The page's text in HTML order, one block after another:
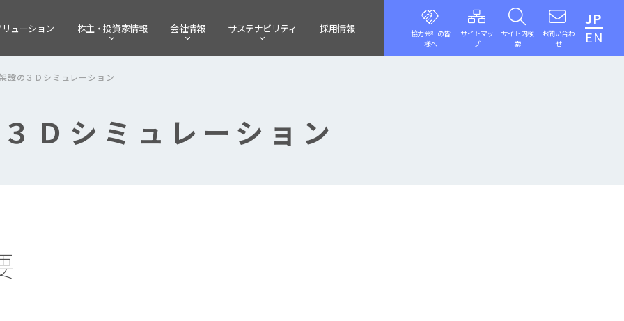
ューション 株主・投資家情報 会社情報 サステナビリティ 採用情報
協力会社の皆
様へ
サイトマッ
プ
サイト内検
索
お問い合わ
せ
JP
EN
設の３Ｄシミュレーション
Ｄシミュレーション